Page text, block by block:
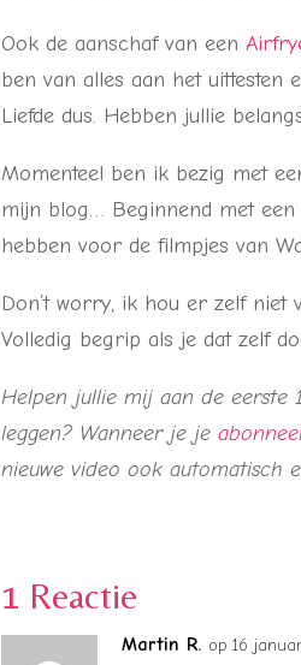
Ook de aanschaf van een
ben van alles aan het uittesten
Liefde dus. Hebben jullie
Momenteel ben ik bezig met
mijn blog… Beginnend met een
hebben voor de filmpjes van
Don’t worry, ik hou er zelf niet
Volledig begrip als je dat zelf
Helpen jullie mij aan de eerste
leggen? Wanneer je je
nieuwe video ook automatisch
1 Reactie
Martin R. op 16